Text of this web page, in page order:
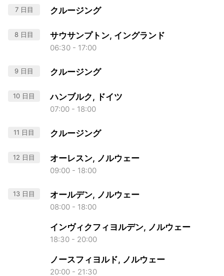
7 日目 クルージング
8 日目 サウサンプトン, イングランド
06:30 - 17:00
9 日目 クルージング
10 日目 ハンブルク, ドイツ
07:00 - 18:00
11 日目 クルージング
12 日目 オーレスン, ノルウェー
09:00 - 18:00
13 日目 オールデン, ノルウェー
08:00 - 18:00
インヴィクフィヨルデン, ノルウェー
18:30 - 20:00
ノースフィヨルド, ノルウェー
20:00 - 21:30